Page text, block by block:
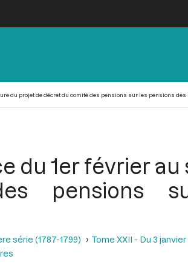
du projet de décret du comité des pensions sur les pensions
du 1er février
pensions
série (1787-1799) Tome XXII - Du 3 janvier